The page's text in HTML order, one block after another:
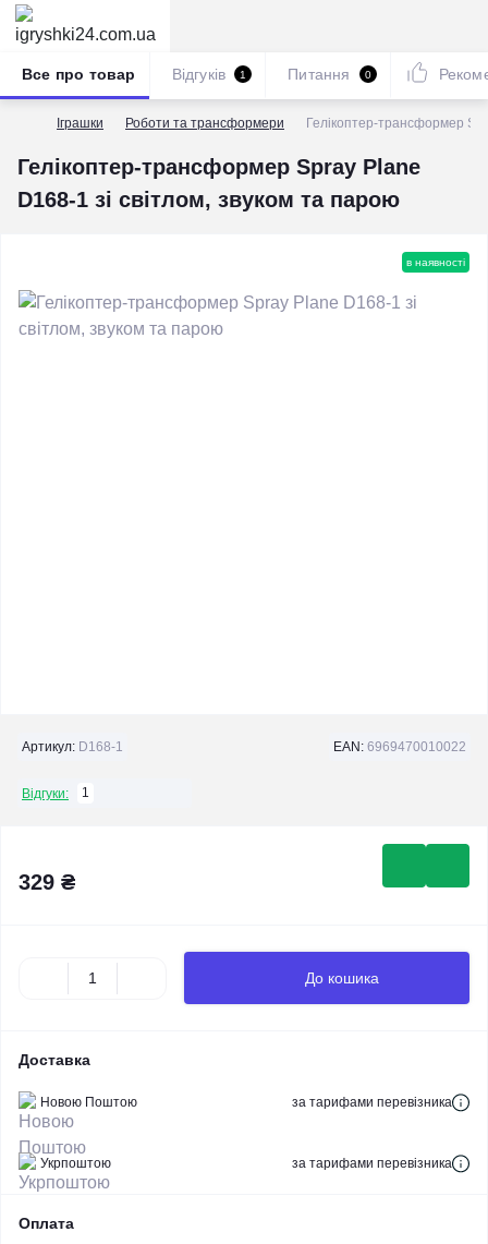
Іграшки Роботи та трансформери Гелікоптер-трансформер
Гелікоптер-трансформер Spray Plane
D168-1 зі світлом, звуком та парою
Все про товар Відгуків 1 Питання 0
в наявності
Артикул: D168-1 EAN: 6969470010022
Відгуки: 1
329 ₴
До кошика
Доставка
Новою Поштою за тарифами перевізника
Укрпоштою за тарифами перевізника
Оплата